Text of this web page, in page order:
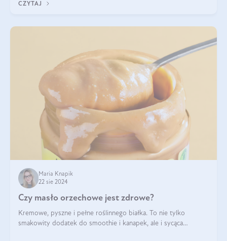
CZYTAJ
Maria Knapik
22 sie 2024
Czy masło orzechowe jest zdrowe?
Kremowe, pyszne i pełne roślinnego białka. To nie tylko
smakowity dodatek do smoothie i kanapek, ale i sycąca